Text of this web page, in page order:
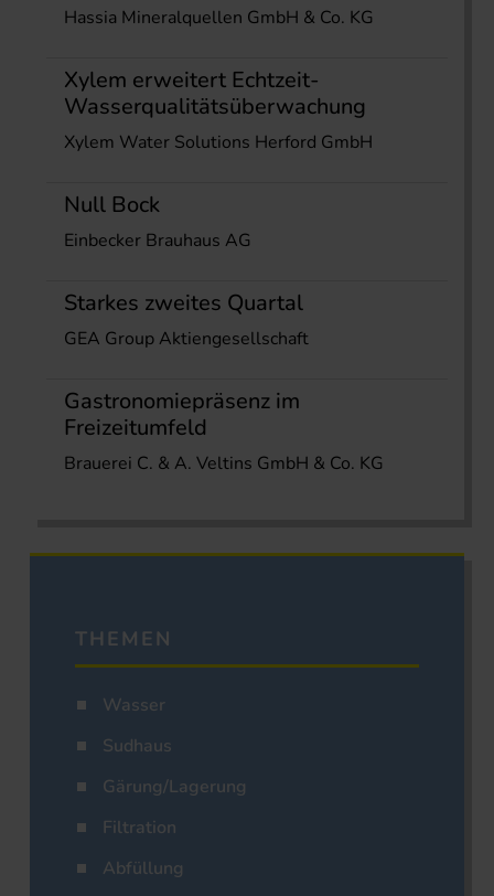
Hassia Mineralquellen GmbH & Co. KG
Xylem erweitert Echtzeit-
Wasserqualitätsüberwachung
Xylem Water Solutions Herford GmbH
Null Bock
Einbecker Brauhaus AG
Starkes zweites Quartal
GEA Group Aktiengesellschaft
Gastronomiepräsenz im
Freizeitumfeld
Brauerei C. & A. Veltins GmbH & Co. KG
THEMEN
Wasser
Sudhaus
Gärung/Lagerung
Filtration
Abfüllung